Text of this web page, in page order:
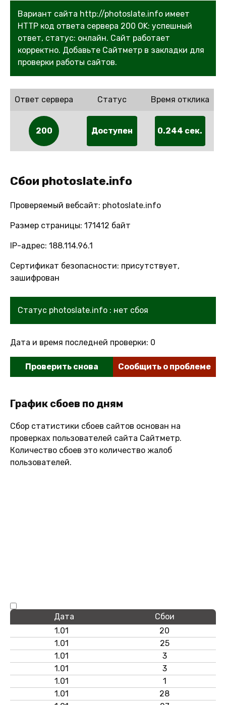
Вариант сайта http://photoslate.info имеет
HTTP код ответа сервера 200 OK: успешный
ответ, статус: онлайн. Сайт работает
корректно. Добавьте Сайтметр в закладки для
проверки работы сайтов.
Ответ сервера
200
Статус
Доступен
Время отклика
0.244 сек.
Сбои photoslate.info
Проверяемый вебсайт: photoslate.info
Размер страницы: 171412 байт
IP-адрес: 188.114.96.1
Сертификат безопасности: присутствует,
зашифрован
Статус photoslate.info : нет сбоя
Дата и время последней проверки: 0
Проверить снова Сообщить о проблеме
График сбоев по дням
Сбор статистики сбоев сайтов основан на
проверках пользователей сайта Сайтметр.
Количество сбоев это количество жалоб
пользователей.
Дата
Сбои
1.01
20
1.01
25
1.01
3
1.01
3
1.01
1
1.01
28